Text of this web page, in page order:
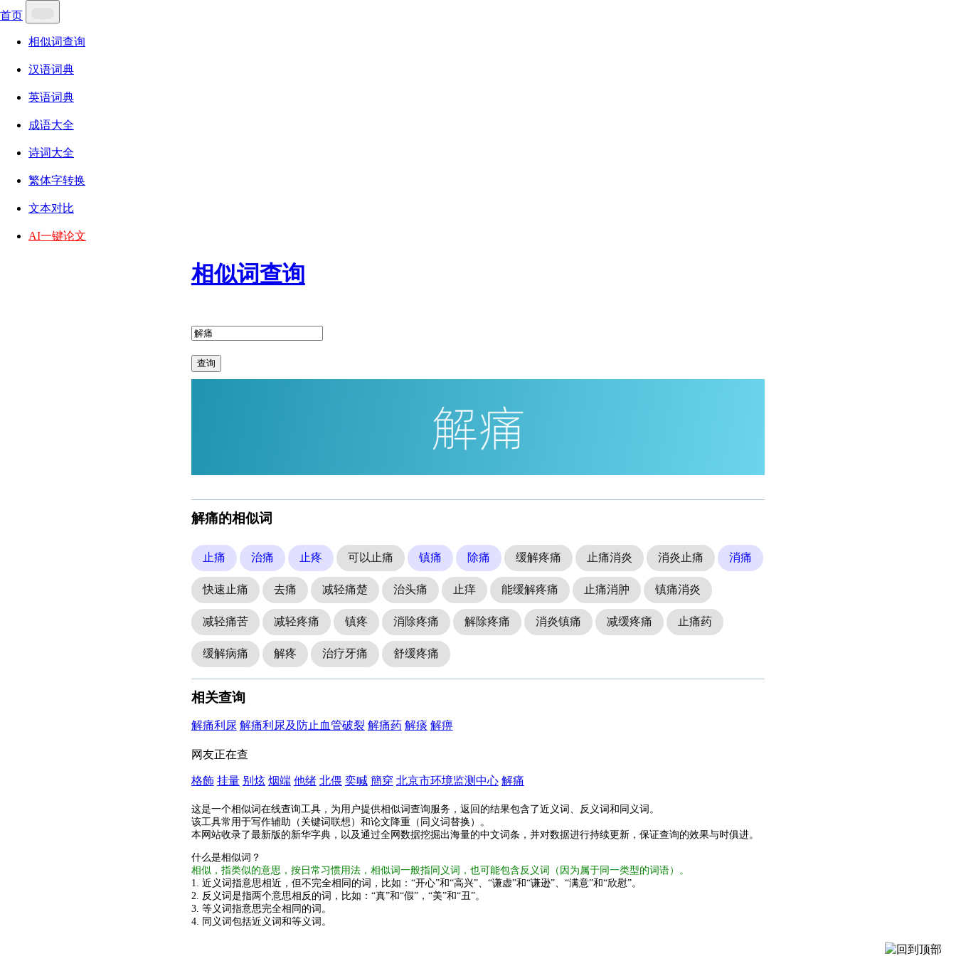
首页
相似词查询
汉语词典
英语词典
成语大全
诗词大全
繁体字转换
文本对比
AI一键论文
相似词查询
查询
解痛的相似词
止痛 治痛 止疼 可以止痛 镇痛 除痛 缓解疼痛 止痛消炎 消炎止痛 消痛
快速止痛 去痛 减轻痛楚 治头痛 止痒 能缓解疼痛 止痛消肿 镇痛消炎
减轻痛苦 减轻疼痛 镇疼 消除疼痛 解除疼痛 消炎镇痛 减缓疼痛 止痛药
缓解病痛 解疼 治疗牙痛 舒缓疼痛
相关查询
解痛利尿 解痛利尿及防止血管破裂 解痛药 解痰 解痹
网友正在查
格飾 挂量 别炫 烟端 他绪 北偎 奕喊 簡穿 北京市环境监测中心 解痛
这是一个相似词在线查询工具，为用户提供相似词查询服务，返回的结果包含了近义词、反义词和同义词。
该工具常用于写作辅助（关键词联想）和论文降重（同义词替换）。
本网站收录了最新版的新华字典，以及通过全网数据挖掘出海量的中文词条，并对数据进行持续更新，保证查询的效果与时俱进。
什么是相似词？
相似，指类似的意思，按日常习惯用法，相似词一般指同义词，也可能包含反义词（因为属于同一类型的词语）。
1. 近义词指意思相近，但不完全相同的词，比如：“开心”和“高兴”、“谦虚”和“谦逊”、“满意”和“欣慰”。
2. 反义词是指两个意思相反的词，比如：“真”和“假”，“美”和“丑”。
3. 等义词指意思完全相同的词。
4. 同义词包括近义词和等义词。